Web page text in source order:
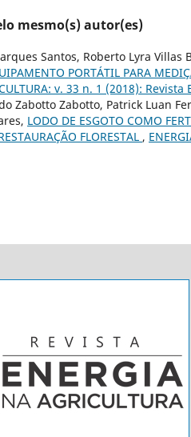
mesmo(s) autor(es)
Santos, Roberto Lyra Villas
PORTÁTIL PARA
v. 33 n. 1 (2018):
Zabotto Zabotto, Patrick Luan
LODO DE ESGOTO COMO
FLORESTAL ,